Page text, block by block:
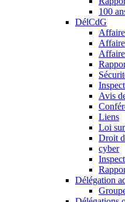
100
DélCdG
Avis
Liens
Loi
Droit
cyber
Délégation